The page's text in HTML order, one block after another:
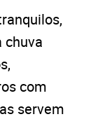
chuva
com
servem